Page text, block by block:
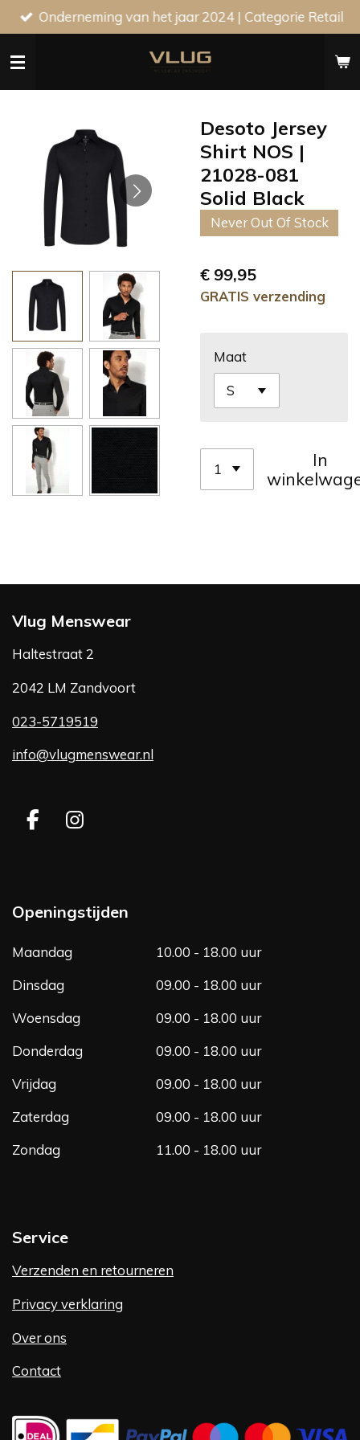
Ga
direct
naar
Onderneming van het jaar 2024 | Categorie Retail
Desoto Jersey
Shirt NOS |
21028-081
Solid Black
Never Out Of Stock
€ 99,95
GRATIS verzending
Maat
In
Vlug Menswear
Haltestraat 2
2042 LM Zandvoort
023-5719519
info@vlugmenswear.nl
F
b
o
k
I
a
g
Openingstijden
Maandag
10.00 - 18.00 uur
Dinsdag
09.00 - 18.00 uur
Woensdag
09.00 - 18.00 uur
Donderdag
09.00 - 18.00 uur
Vrijdag
09.00 - 18.00 uur
Zaterdag
09.00 - 18.00 uur
Zondag
11.00 - 18.00 uur
Service
Verzenden en retourneren
Privacy verklaring
Over ons
Contact